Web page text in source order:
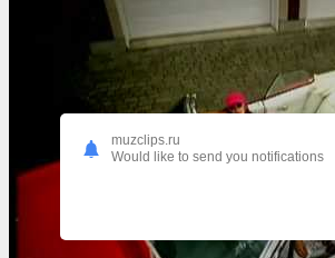
muzclips.ru
Would like to send you notifications